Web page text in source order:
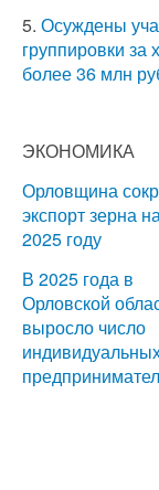
5. Осуждены
группировки за
более 36 млн
ЭКОНОМИКА
Орловщина
экспорт зерна
2025 году
В 2025 года в
Орловской
выросло число